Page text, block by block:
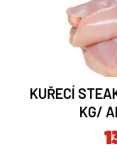
KUŘECÍ
KG/